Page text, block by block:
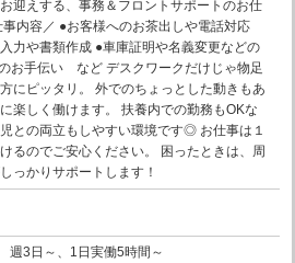
迎えする、事務＆フロントサポートのお仕
内容／ ●お客様へのお茶出しや電話対応
力や書類作成 ●車庫証明や名義変更などの
お手伝い など デスクワークだけじゃ物足
にピッタリ。 外でのちょっとした動きもあ
楽しく働けます。 扶養内での勤務もOKな
との両立もしやすい環境です◎ お仕事は１
るのでご安心ください。 困ったときは、周
っかりサポートします！
3日～、1日実働5時間～